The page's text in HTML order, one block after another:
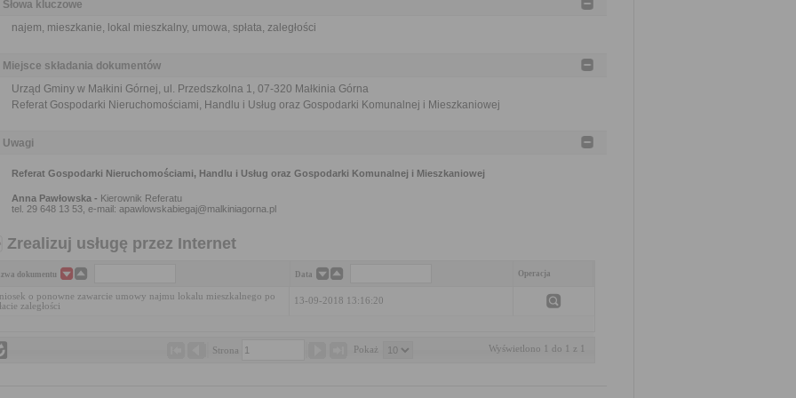
Słowa kluczowe
najem, mieszkanie, lokal mieszkalny, umowa, spłata, zaległości
Miejsce składania dokumentów
Urząd Gminy w Małkini Górnej, ul. Przedszkolna 1, 07-320 Małkinia Górna
Referat Gospodarki Nieruchomościami, Handlu i Usług oraz Gospodarki Komunalnej i Mieszkaniowej
Uwagi
Referat Gospodarki Nieruchomościami, Handlu i Usług oraz Gospodarki Komunalnej i Mieszkaniowej
Anna Pawłowska - Kierownik Referatu
tel. 29 648 13 53, e-mail: apawlowskabiegaj@malkiniagorna.pl
Zrealizuj usługę przez Internet
dokumentu Data Operacja
o ponowne zawarcie umowy najmu lokalu mieszkalnego po
zaległości
13-09-2018 13:16:20
Strona Pokaż Wyświetlono 1 do 1 z 1